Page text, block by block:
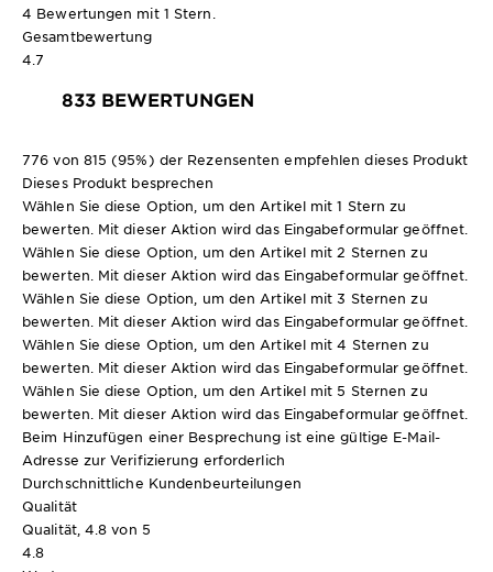
4 Bewertungen mit 1 Stern.
Gesamtbewertung
4.7
833 BEWERTUNGEN
776 von 815 (95%) der Rezensenten empfehlen dieses Produkt
Dieses Produkt besprechen
Wählen Sie diese Option, um den Artikel mit 1 Stern zu
bewerten. Mit dieser Aktion wird das Eingabeformular geöffnet.
Wählen Sie diese Option, um den Artikel mit 2 Sternen zu
bewerten. Mit dieser Aktion wird das Eingabeformular geöffnet.
Wählen Sie diese Option, um den Artikel mit 3 Sternen zu
bewerten. Mit dieser Aktion wird das Eingabeformular geöffnet.
Wählen Sie diese Option, um den Artikel mit 4 Sternen zu
bewerten. Mit dieser Aktion wird das Eingabeformular geöffnet.
Wählen Sie diese Option, um den Artikel mit 5 Sternen zu
bewerten. Mit dieser Aktion wird das Eingabeformular geöffnet.
Beim Hinzufügen einer Besprechung ist eine gültige E-Mail-
Adresse zur Verifizierung erforderlich
Durchschnittliche Kundenbeurteilungen
Qualität
Qualität, 4.8 von 5
4.8